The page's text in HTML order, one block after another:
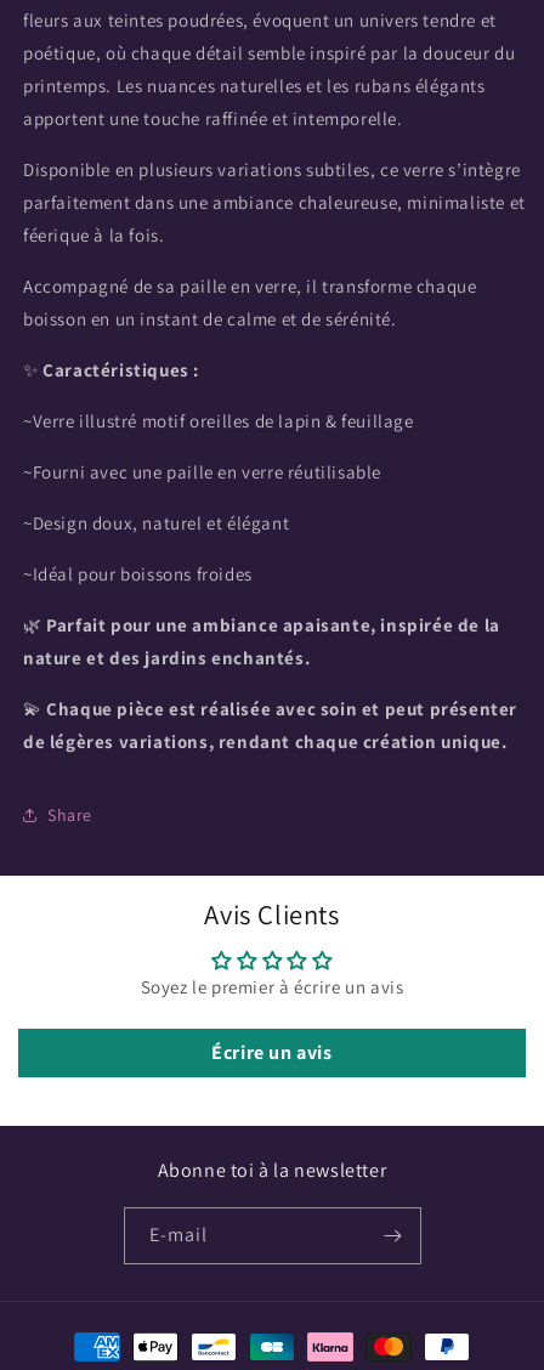
fleurs aux teintes poudrées, évoquent un univers tendre et
poétique, où chaque détail semble inspiré par la douceur du
printemps. Les nuances naturelles et les rubans élégants
apportent une touche raffinée et intemporelle.
Disponible en plusieurs variations subtiles, ce verre s’intègre
parfaitement dans une ambiance chaleureuse, minimaliste et
féerique à la fois.
Accompagné de sa paille en verre, il transforme chaque
boisson en un instant de calme et de sérénité.
✨Caractéristiques :
~Verre illustré motif oreilles de lapin & feuillage
~Fourni avec une paille en verre réutilisable
~Design doux, naturel et élégant
~Idéal pour boissons froides
🌿 Parfait pour une ambiance apaisante, inspirée de la
nature et des jardins enchantés.
💫Chaque pièce est réalisée avec soin et peut présenter
de légères variations, rendant chaque création unique.
Share
Avis Clients
Soyez le premier à écrire un avis
Écrire un avis
Abonne toi à la newsletter
E-mail
Moyens